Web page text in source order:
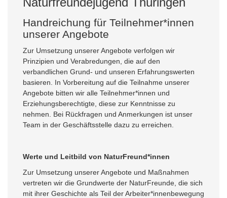
Handreichung für Teilnehmer*innen
unserer Angebote
Zur Umsetzung unserer Angebote verfolgen wir
Prinzipien und Verabredungen, die auf den
verbandlichen Grund- und unseren Erfahrungswerten
basieren. In Vorbereitung auf die Teilnahme unserer
Angebote bitten wir alle Teilnehmer*innen und
Erziehungsberechtigte, diese zur Kenntnisse zu
nehmen. Bei Rückfragen und Anmerkungen ist unser
Team in der Geschäftsstelle dazu zu erreichen.
Werte und Leitbild von NaturFreund*innen
Zur Umsetzung unserer Angebote und Maßnahmen
vertreten wir die Grundwerte der NaturFreunde, die sich
mit ihrer Geschichte als Teil der Arbeiter*innenbewegung